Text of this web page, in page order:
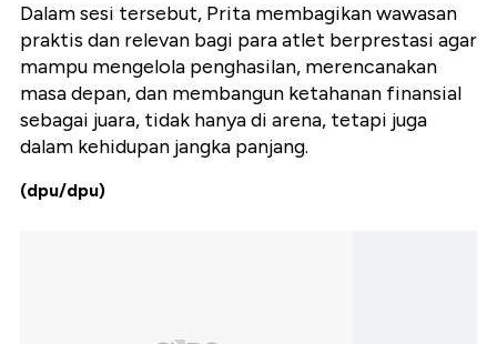
Dalam sesi tersebut, Prita membagikan wawasan
praktis dan relevan bagi para atlet berprestasi agar
mampu mengelola penghasilan, merencanakan
masa depan, dan membangun ketahanan finansial
sebagai juara, tidak hanya di arena, tetapi juga
dalam kehidupan jangka panjang.
(dpu/dpu)